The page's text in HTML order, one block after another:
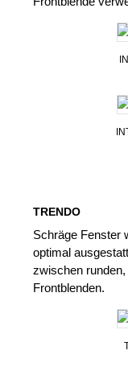
TRENDO
Schräge Fenster
optimal
zwischen
Frontblenden.